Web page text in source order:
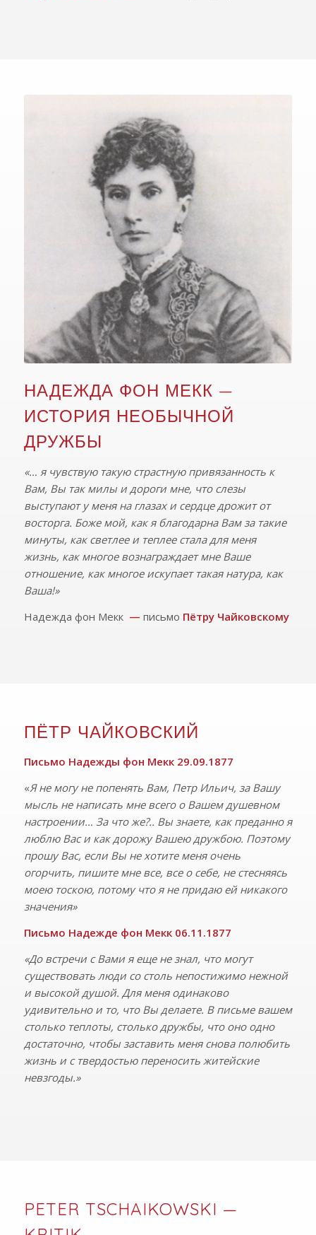
НАДЕЖДА ФОН МЕКК —
ИСТОРИЯ НЕОБЫЧНОЙ
ДРУЖБЫ
«… я чувствую такую страстную привязанность к
Вам, Вы так милы и дороги мне, что слезы
выступают у меня на глазах и сердце дрожит от
восторга. Боже мой, как я благодарна Вам за такие
минуты, как светлее и теплее стала для меня
жизнь, как многое вознаграждает мне Ваше
отношение, как многое искупает такая натура, как
Ваша!»
Надежда фон Мекк — письмо Пётру Чайковскому
ПЁТР ЧАЙКОВСКИЙ
Письмо Надежды фон Мекк 29.09.1877
«Я не могу не попенять Вам, Петр Ильич, за Вашу
мысль не написать мне всего о Вашем душевном
настроении… За что же?.. Вы знаете, как преданно я
люблю Вас и как дорожу Вашею дружбою. Поэтому
прошу Вас, если Вы не хотите меня очень
огорчить, пишите мне все, все о себе, не стесняясь
моею тоскою, потому что я не придаю ей никакого
значения»
Письмо Надежде фон Мекк 06.11.1877
«До встречи с Вами я еще не знал, что могут
существовать люди со столь непостижимо нежной
и высокой душой. Для меня одинаково
удивительно и то, что Вы делаете. В письме вашем
столько теплоты, столько дружбы, что оно одно
достаточно, чтобы заставить меня снова полюбить
жизнь и с твердостью переносить житейские
невзгоды.»
PETER TSCHAIKOWSKI —